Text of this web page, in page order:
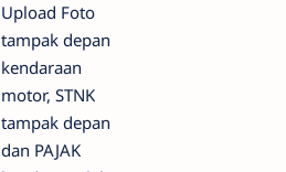
Upload Foto
tampak depan
kendaraan
motor, STNK
tampak depan
dan PAJAK